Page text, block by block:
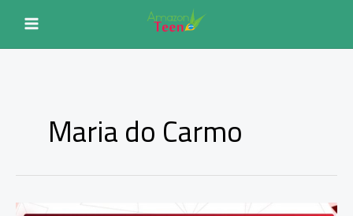
conteúdo
Maria do Carmo